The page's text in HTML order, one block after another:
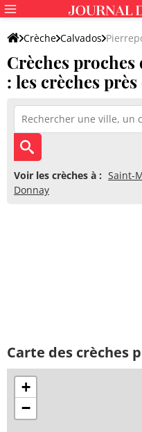
Crèche Calvados
Crèches proches
: les crèches
Voir les crèches à : Saint-
Donnay
Carte des crèches
+
−